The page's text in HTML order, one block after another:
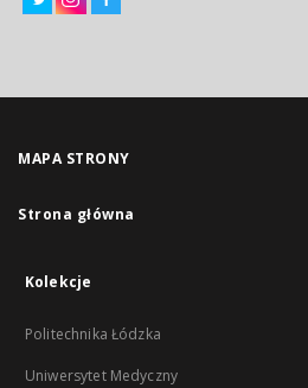
MAPA STRONY
Strona główna
Kolekcje
Politechnika Łódzka
Uniwersytet Medyczny